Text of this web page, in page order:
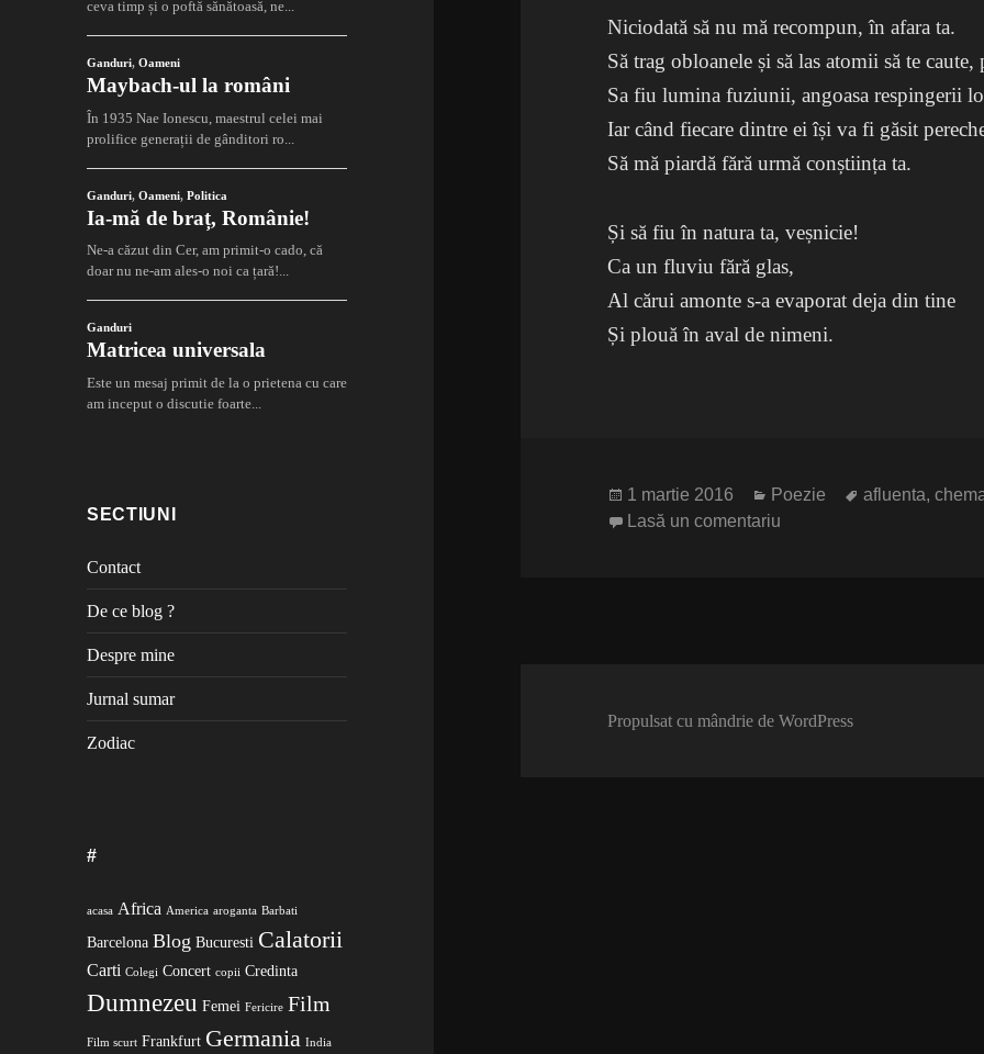
SECTIUNI
Contact
De ce blog ?
Despre mine
Jurnal sumar
Zodiac
#
acasa Africa America aroganta Barbati
Barcelona Blog Bucuresti Calatorii
Carti Colegi Concert copii Credinta
Dumnezeu Femei Fericire Film
Film scurt Frankfurt Germania India
Niciodată să nu mă recompun, în afara ta.
Să trag obloanele și să las atomii să te
Sa fiu lumina fuziunii, angoasa respingerii
Iar când fiecare dintre ei își va fi găsit
Să mă piardă fără urmă conștiința ta.
Și să fiu în natura ta, veșnicie!
Ca un fluviu fără glas,
Al cărui amonte s-a evaporat deja din tine
Și plouă în aval de nimeni.
Publicat
pe
1 martie 2016 Categorii
Poezie Etichete
afluenta,
Lasă un comentariu
Propulsat cu mândrie de WordPress